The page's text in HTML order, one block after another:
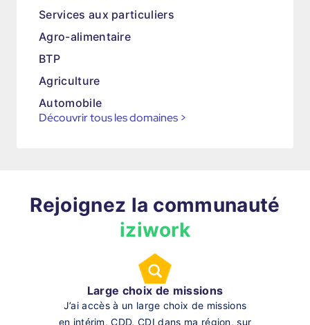
Services aux particuliers
Agro-alimentaire
BTP
Agriculture
Automobile
Découvrir tous les domaines >
Rejoignez la communauté
iziwork
Large choix de missions
J’ai accès à un large choix de missions
en intérim, CDD, CDI dans ma région, sur